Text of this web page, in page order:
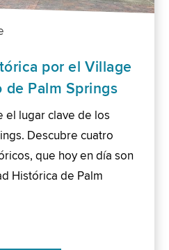
por el Village
Palm Springs
el lugar clave de los
Descubre cuatro
que hoy en día son
Histórica de Palm